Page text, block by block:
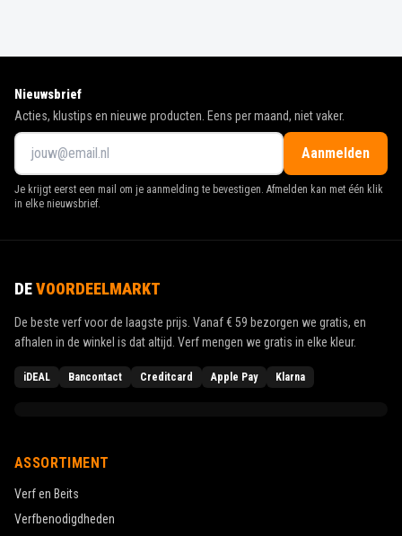
Nieuwsbrief
Acties, klustips en nieuwe producten. Eens per maand, niet vaker.
Aanmelden
Je krijgt eerst een mail om je aanmelding te bevestigen. Afmelden kan met één klik
in elke nieuwsbrief.
DEVOORDEELMARKT
De beste verf voor de laagste prijs. Vanaf€ 59 bezorgen we gratis, en
afhalen in de winkel is dat altijd. Verf mengen we gratis in elke kleur.
iDEAL Bancontact Creditcard Apple Pay Klarna
ASSORTIMENT
Verf en Beits
Verfbenodigdheden